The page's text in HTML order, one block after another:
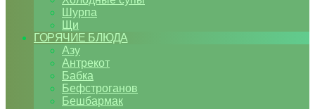
Шурпа
Щи
ГОРЯЧИЕ БЛЮДА
Азу
Антрекот
Бабка
Бефстроганов
Бешбармак